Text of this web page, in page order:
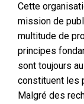
Cette
mission de
multitude de
principes
sont toujours
constituent les
Malgré des